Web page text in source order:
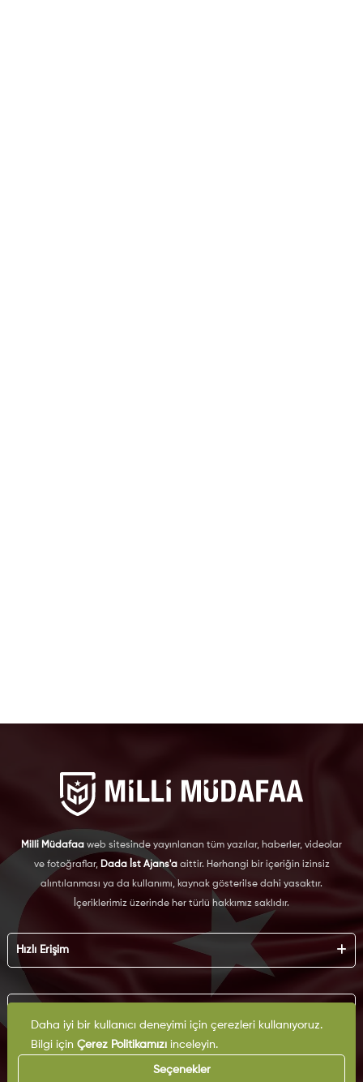
Milli Müdafaa web sitesinde yayınlanan tüm yazılar, haberler, videolar
ve fotoğraflar, Dada İst Ajans'aaittir. Herhangi bir içeriğin izinsiz
alıntılanması ya da kullanımı, kaynak gösterilse dahi yasaktır.
İçeriklerimiz üzerinde her türlü hakkımız saklıdır.
Hızlı Erişim
Künye
Reklam
İş Birliği
Arşiv
İletişim
KVKK
Çerez Politikası
Daha iyi bir kullanıcı deneyimi için çerezleri kullanıyoruz.
Bilgi için Çerez Politikamızıinceleyin.
Seçenekler